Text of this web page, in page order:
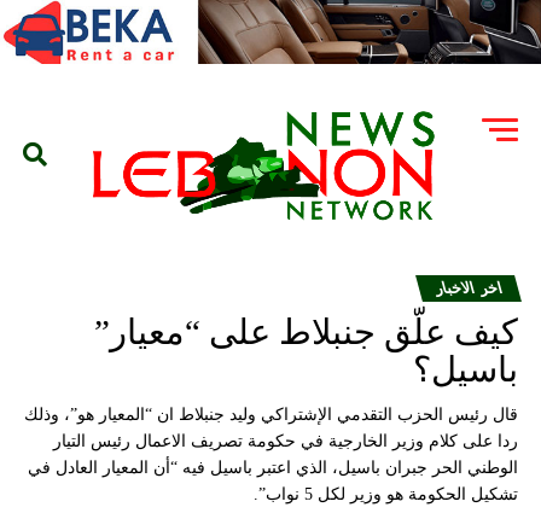
اخر الاخبار
كيف علّق جنبلاط على “معيار”
باسيل؟
قال رئيس الحزب التقدمي الإشتراكي وليد جنبلاط ان “المعيار هو”، وذلك
ردا على كلام وزير الخارجية في حكومة تصريف الاعمال رئيس التيار
الوطني الحر جبران باسيل، الذي اعتبر باسيل فيه “أن المعيار العادل في
تشكيل الحكومة هو وزير لكل 5 نواب”.